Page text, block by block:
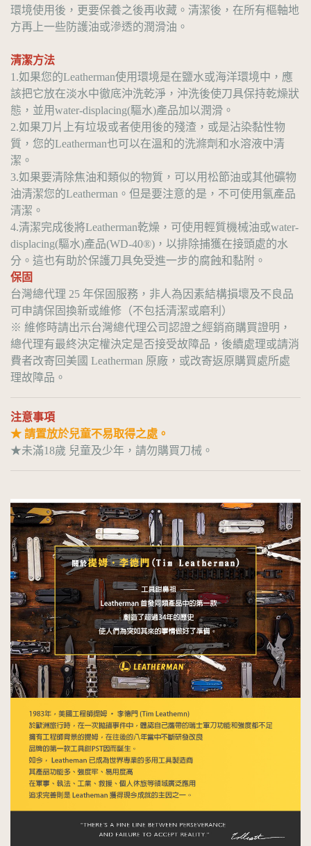
環境使用後，更要保養之後再收藏。清潔後，在所有樞軸地
方再上一些防護油或滲透的潤滑油。
清潔方法
1.如果您的Leatherman使用環境是在鹽水或海洋環境中，應
該把它放在淡水中徹底沖洗乾淨，沖洗後使刀具保持乾燥狀
態，並用water-displacing(驅水)產品加以潤滑。
2.如果刀片上有垃圾或者使用後的殘渣，或是沾染黏性物
質，您的Leatherman也可以在溫和的洗滌劑和水溶液中清
潔。
3.如果要清除焦油和類似的物質，可以用松節油或其他礦物
油清潔您的Leatherman。但是要注意的是，不可使用氯產品
清潔。
4.清潔完成後將Leatherman乾燥，可使用輕質機械油或water-
displacing(驅水)產品(WD-40®)，以排除捕獲在接頭處的水
分。這也有助於保護刀具免受進一步的腐蝕和黏附。
保固
台灣總代理 25 年保固服務，非人為因素結構損壞及不良品
可申請保固換新或維修（不包括清潔或磨利）
※ 維修時請出示台灣總代理公司認證之經銷商購買證明，
總代理有最終決定權決定是否接受故障品，後續處理或請消
費者改寄回美國 Leatherman 原廠，或改寄返原購買處所處
理故障品。
注意事項
★ 請置放於兒童不易取得之處。
★未滿18歲 兒童及少年，請勿購買刀械。